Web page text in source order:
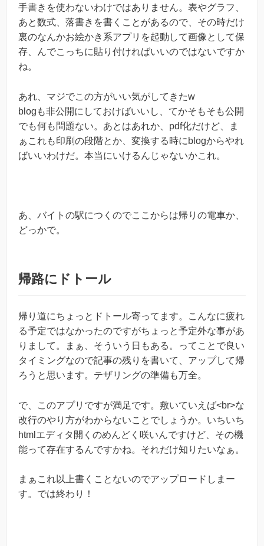
手書きを使わないわけではありません。表やグラフ、
あと数式、落書きを書くことがあるので、その時だけ
裏のなんかお絵かき系アプリを起動して画像として保
存、んでこっちに貼り付ければいいのではないですか
ね。
あれ、マジでこの方がいい気がしてきたw
blogも非公開にしておけばいいし、てかそもそも公開
でも何も問題ない。あとはあれか、pdf化だけど、ま
ぁこれも印刷の段階とか、変換する時にblogからやれ
ばいいわけだ。本当にいけるんじゃないかこれ。
あ、バイトの駅につくのでここからは帰りの電車か、
どっかで。
帰路にドトール
帰り道にちょっとドトール寄ってます。こんなに疲れ
る予定ではなかったのですがちょっと予定外な事があ
りまして。まぁ、そういう日もある。ってことで良い
タイミングなので記事の残りを書いて、アップして帰
ろうと思います。テザリングの準備も万全。
で、このアプリですが満足です。敷いていえば<br>な
改行のやり方がわからないことでしょうか。いちいち
htmlエディタ開くのめんどく咲いんですけど、その機
能って存在するんですかね。それだけ知りたいなぁ。
まぁこれ以上書くことないのでアップロードしまー
す。では終わり！